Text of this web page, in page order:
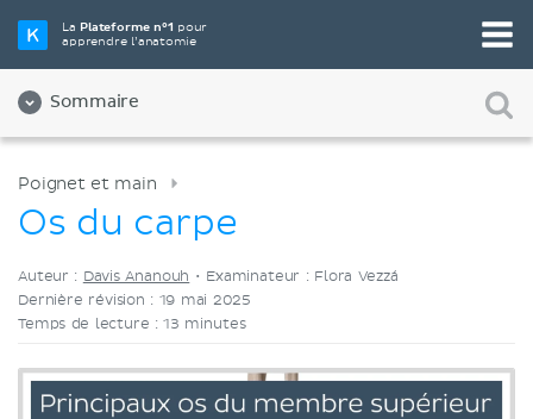
La Plateforme n°1 pour
apprendre l’anatomie
Sommaire
Choisissez votre outil d'étude préféré
Vidéos
Poignet et main
Os du carpe
Auteur : Davis Ananouh • Examinateur : Flora Vezzá
Dernière révision : 19 mai 2025
Temps de lecture : 13 minutes